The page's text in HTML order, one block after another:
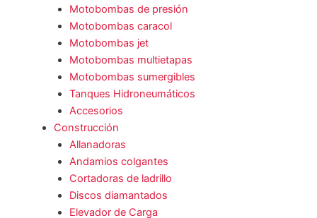
Motobombas de presión
Motobombas caracol
Motobombas jet
Motobombas multietapas
Motobombas sumergibles
Tanques Hidroneumáticos
Accesorios
Construcción
Allanadoras
Andamios colgantes
Cortadoras de ladrillo
Discos diamantados
Elevador de Carga